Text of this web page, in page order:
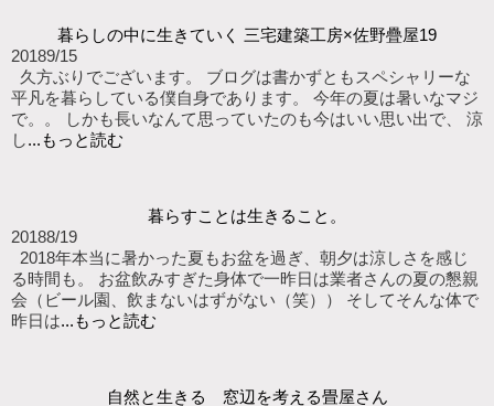
暮らしの中に生きていく 三宅建築工房×佐野疊屋19
20189/15
久方ぶりでございます。 ブログは書かずともスペシャリーな
平凡を暮らしている僕自身であります。 今年の夏は暑いなマジ
で。。 しかも長いなんて思っていたのも今はいい思い出で、 涼
し...もっと読む
暮らすことは生きること。
20188/19
2018年本当に暑かった夏もお盆を過ぎ、朝夕は涼しさを感じ
る時間も。 お盆飲みすぎた身体で一昨日は業者さんの夏の懇親
会（ビール園、飲まないはずがない（笑）） そしてそんな体で
昨日は...もっと読む
自然と生きる 窓辺を考える畳屋さん